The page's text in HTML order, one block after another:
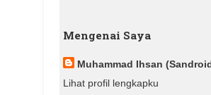
Mengenai Saya
Muhammad Ihsan
Lihat profil lengkapku